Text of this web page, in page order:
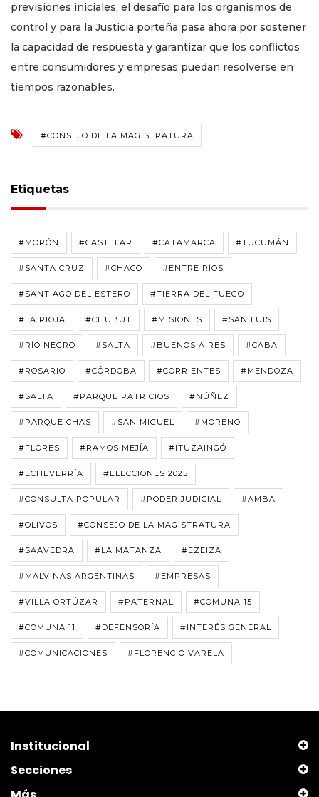
previsiones iniciales, el desafío para los organismos de
control y para la Justicia porteña pasa ahora por sostener
la capacidad de respuesta y garantizar que los conflictos
entre consumidores y empresas puedan resolverse en
tiempos razonables.
#CONSEJO DE LA MAGISTRATURA
Etiquetas
#MORÓN #CASTELAR #CATAMARCA #TUCUMÁN
#SANTA CRUZ #CHACO #ENTRE RÍOS
#SANTIAGO DEL ESTERO #TIERRA DEL FUEGO
#LA RIOJA #CHUBUT #MISIONES #SAN LUIS
#RÍO NEGRO #SALTA #BUENOS AIRES #CABA
#ROSARIO #CÓRDOBA #CORRIENTES #MENDOZA
#SALTA #PARQUE PATRICIOS #NÚÑEZ
#PARQUE CHAS #SAN MIGUEL #MORENO
#FLORES #RAMOS MEJÍA #ITUZAINGÓ
#ECHEVERRÍA #ELECCIONES 2025
#CONSULTA POPULAR #PODER JUDICIAL #AMBA
#OLIVOS #CONSEJO DE LA MAGISTRATURA
#SAAVEDRA #LA MATANZA #EZEIZA
#MALVINAS ARGENTINAS #EMPRESAS
#VILLA ORTÚZAR #PATERNAL #COMUNA 15
#COMUNA 11 #DEFENSORÍA #INTERÉS GENERAL
#COMUNICACIONES #FLORENCIO VARELA
Institucional
Secciones